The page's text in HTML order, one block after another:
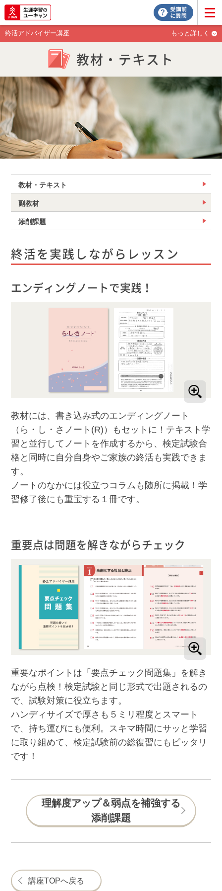
終活アドバイザー講座 もっと詳しく
教材・テキスト
教材・テキスト
副教材
添削課題
終活を実践しながらレッスン
エンディングノートで実践！
教材には、書き込み式のエンディングノート
（ら・し・さノート(R)）もセットに！テキスト学
習と並行してノートを作成するから、検定試験合
格と同時に自分自身やご家族の終活も実践できま
す。
ノートのなかには役立つコラムも随所に掲載！学
習修了後にも重宝する１冊です。
重要点は問題を解きながらチェック
重要なポイントは「要点チェック問題集」を解き
ながら点検！検定試験と同じ形式で出題されるの
で、試験対策に役立ちます。
ハンディサイズで厚さも５ミリ程度とスマート
で、持ち運びにも便利。スキマ時間にサッと学習
に取り組めて、検定試験前の総復習にもピッタリ
です！
理解度アップ＆弱点を補強する
添削課題
講座TOPへ戻る